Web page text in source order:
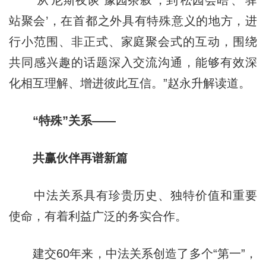
站聚会’，在首都之外具有特殊意义的地方，进
行小范围、非正式、家庭聚会式的互动，围绕
共同感兴趣的话题深入交流沟通，能够有效深
化相互理解、增进彼此互信。”赵永升解读道。
“特殊”关系——
共赢伙伴再谱新篇
中法关系具有珍贵历史、独特价值和重要
使命，有着利益广泛的务实合作。
建交60年来，中法关系创造了多个“第一”，